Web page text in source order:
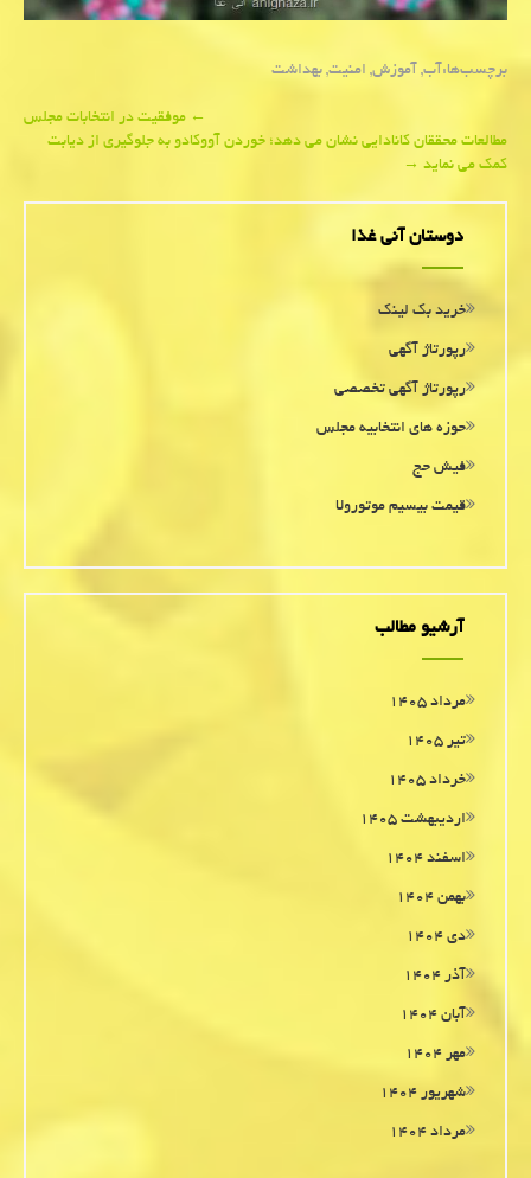
برچسب‌ها:آب,آموزش ,امنیت,بهداشت
navigation
←موفقیت در انتخابات مجلس
مطالعات محققان كانادایی نشان می دهد؛ خوردن آووكادو به جلوگیری از دیابت
كمك می نماید→
دوستان آنی غذا
خرید بک لینک
رپورتاژ آگهی
رپورتاژ آگهی تخصصی
حوزه های انتخابیه مجلس
فیش حج
قیمت بیسیم موتورولا
آرشیو مطالب
مرداد ۱۴۰۵
تیر ۱۴۰۵
خرداد ۱۴۰۵
اردیبهشت ۱۴۰۵
اسفند ۱۴۰۴
بهمن ۱۴۰۴
دی ۱۴۰۴
آذر ۱۴۰۴
آبان ۱۴۰۴
مهر ۱۴۰۴
شهریور ۱۴۰۴
مرداد ۱۴۰۴